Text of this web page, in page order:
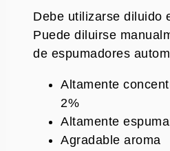
Debe utilizarse diluido
Puede diluirse
de espumadores
Altamente
2%
Altamente
Agradable aroma